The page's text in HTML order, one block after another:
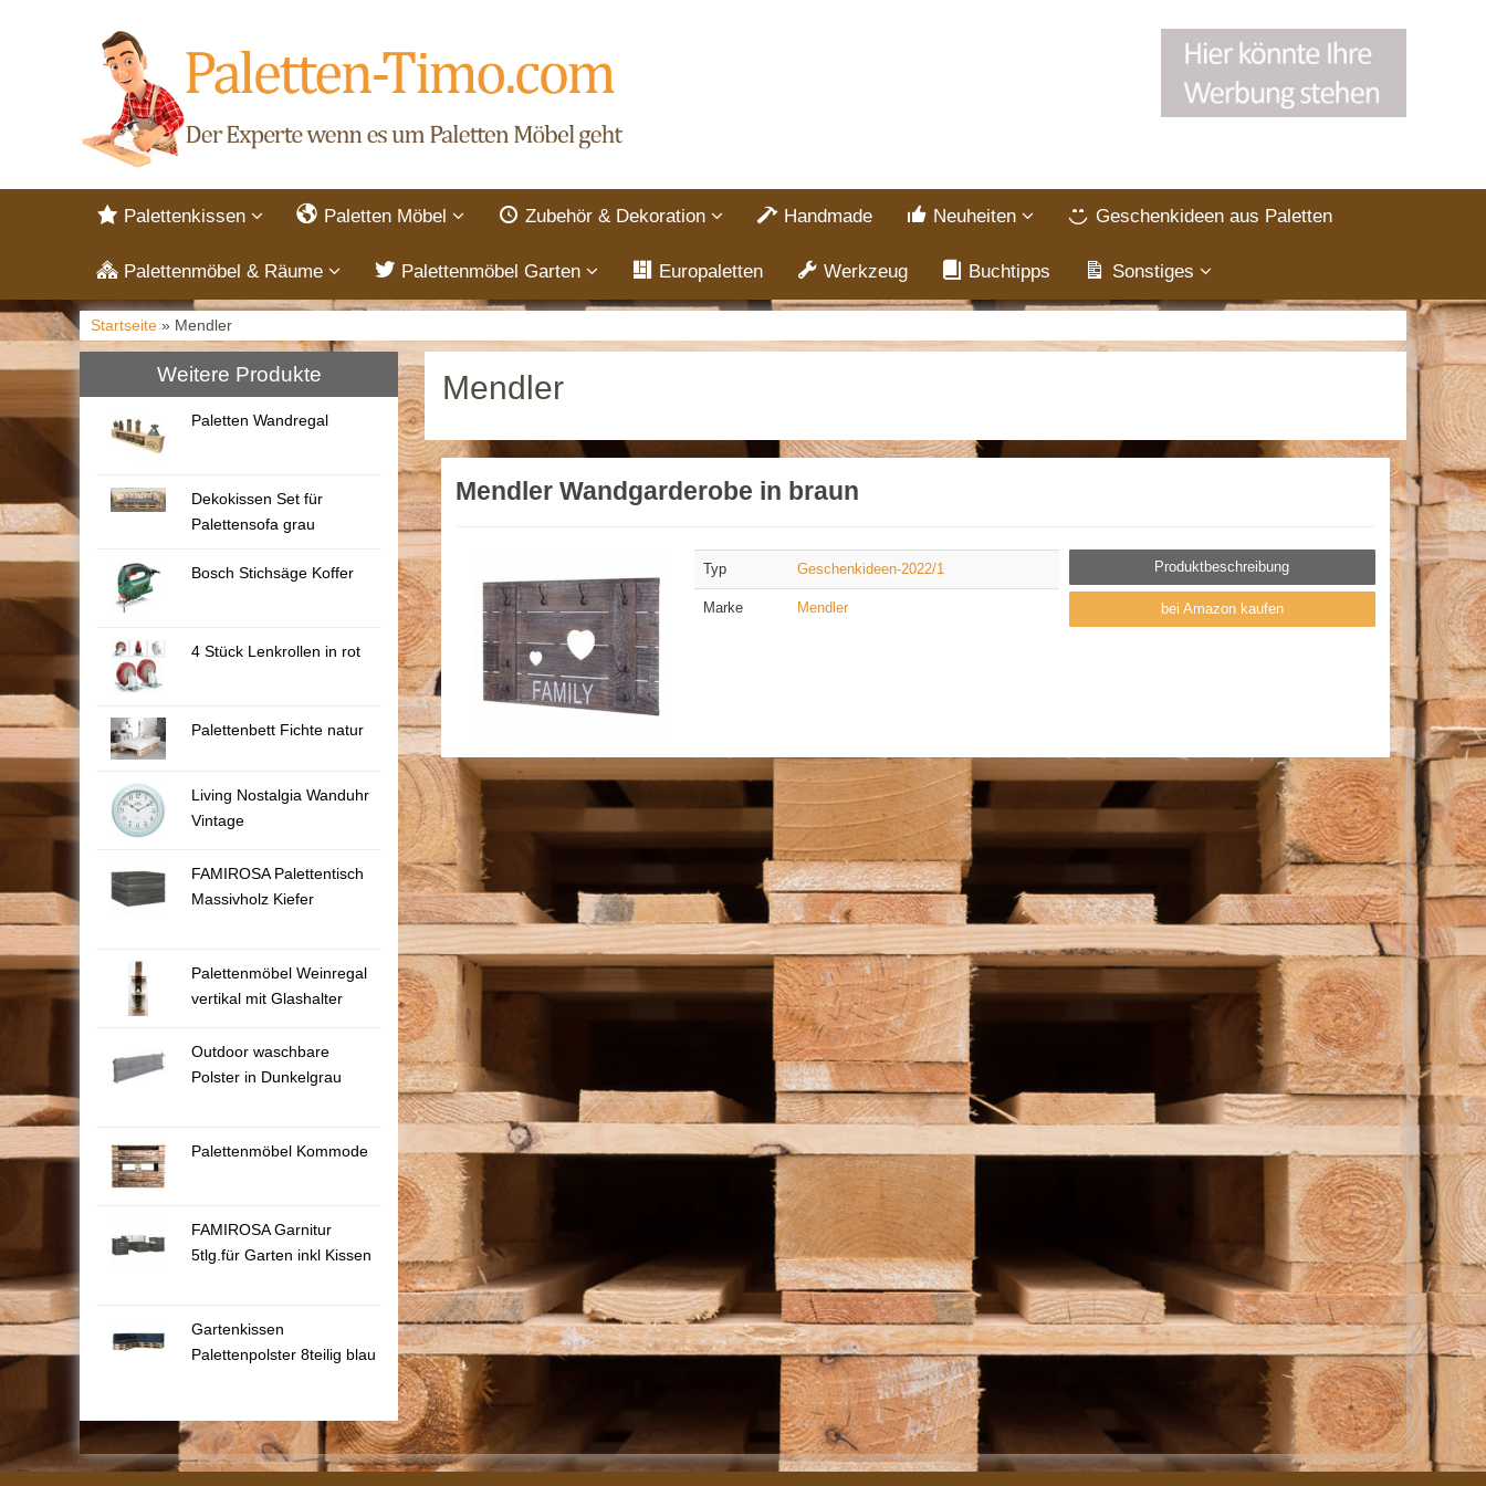
Palettenkissen Paletten Möbel Zubehör & Dekoration Handmade Neuheiten Geschenkideen aus Paletten
Palettenmöbel & Räume Palettenmöbel Garten Europaletten Werkzeug Buchtipps Sonstiges
Startseite » Mendler
Weitere Produkte
Paletten Wandregal
Dekokissen Set für
Palettensofa grau
Bosch Stichsäge Koffer
4 Stück Lenkrollen in rot
Palettenbett Fichte natur
Living Nostalgia Wanduhr
Vintage
FAMIROSA Palettentisch
Massivholz Kiefer
Palettenmöbel Weinregal
vertikal mit Glashalter
Outdoor waschbare
Polster in Dunkelgrau
Palettenmöbel Kommode
FAMIROSA Garnitur
5tlg.für Garten inkl Kissen
Gartenkissen
Palettenpolster 8teilig blau
Mendler
Mendler Wandgarderobe in braun
Typ Geschenkideen-2022/1
Marke Mendler
Produktbeschreibung
bei Amazon kaufen